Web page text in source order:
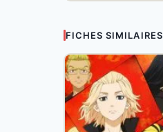
FICHES SIMILAIRES